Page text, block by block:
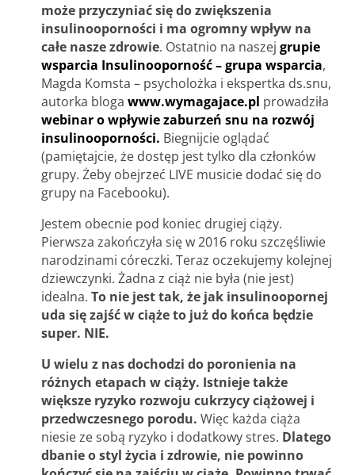
może przyczyniać się do zwiększenia
insulinooporności i ma ogromny wpływ na
całe nasze zdrowie. Ostatnio na naszejgrupie
wsparcia Insulinooporność – grupa wsparcia,
Magda Komsta – psycholożka i ekspertka ds.snu,
autorka blogawww.wymagajace.pl prowadziła
webinar o wpływie zaburzeń snu na rozwój
insulinooporności. Biegnijcie oglądać
(pamiętajcie, że dostęp jest tylko dla członków
grupy. Żeby obejrzeć LIVE musicie dodać się do
grupy na Facebooku).
Jestem obecnie pod koniec drugiej ciąży.
Pierwsza zakończyła się w 2016 roku szczęśliwie
narodzinami córeczki. Teraz oczekujemy kolejnej
dziewczynki. Żadna z ciąż nie była (nie jest)
idealna.To nie jest tak, że jak insulinoopornej
uda się zajść w ciąże to już do końca będzie
super. NIE.
U wielu z nas dochodzi do poronienia na
różnych etapach w ciąży. Istnieje także
większe ryzyko rozwoju cukrzycy ciążowej i
przedwczesnego porodu. Więc każda ciąża
niesie ze sobą ryzyko i dodatkowy stres. Dlatego
dbanie o styl życia i zdrowie, nie powinno